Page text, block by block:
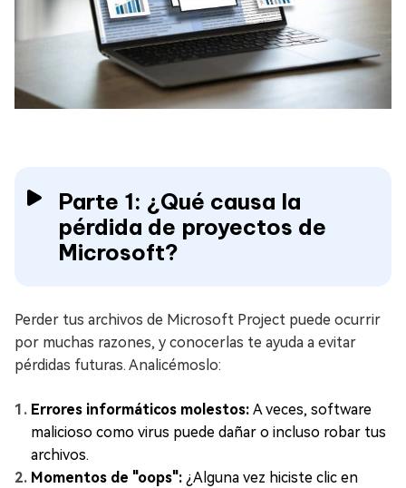
Parte 1: ¿Qué causa la
pérdida de proyectos de
Microsoft?
Perder tus archivos de Microsoft Project puede ocurrir
por muchas razones, y conocerlas te ayuda a evitar
pérdidas futuras. Analicémoslo:
Errores informáticos molestos: A veces, software
malicioso como virus puede dañar o incluso robar tus
archivos.
Momentos de "oops": ¿Alguna vez hiciste clic en